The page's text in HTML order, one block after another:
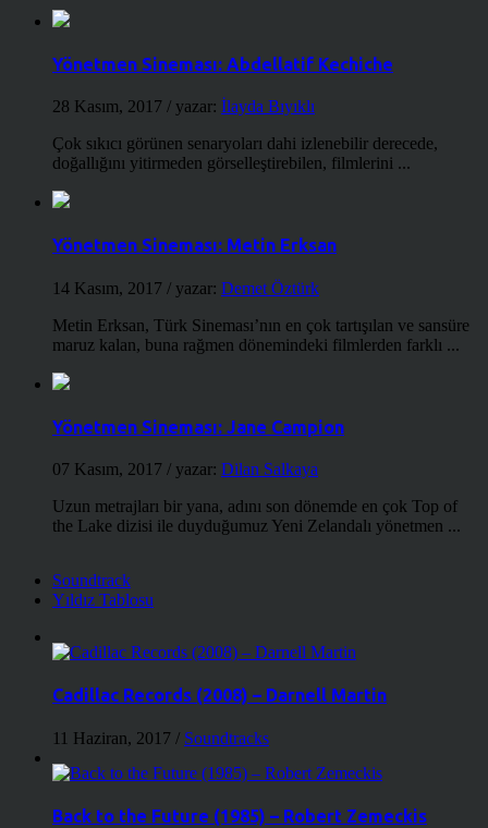
Yönetmen Sineması: Abdellatif Kechiche
28 Kasım, 2017 / yazar: İlayda Bıyıklı
Çok sıkıcı görünen senaryoları dahi izlenebilir derecede,
doğallığını yitirmeden görselleştirebilen, filmlerini ...
Yönetmen Sineması: Metin Erksan
14 Kasım, 2017 / yazar: Demet Öztürk
Metin Erksan, Türk Sineması’nın en çok tartışılan ve sansüre
maruz kalan, buna rağmen dönemindeki filmlerden farklı ...
Yönetmen Sineması: Jane Campion
07 Kasım, 2017 / yazar: Dilan Salkaya
Uzun metrajları bir yana, adını son dönemde en çok Top of
the Lake dizisi ile duyduğumuz Yeni Zelandalı yönetmen ...
Soundtrack
Yıldız Tablosu
Cadillac Records (2008) – Darnell Martin
11 Haziran, 2017 / Soundtracks
Back to the Future (1985) – Robert Zemeckis